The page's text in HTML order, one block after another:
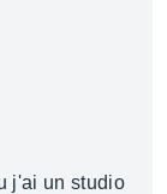
j'ai un studio